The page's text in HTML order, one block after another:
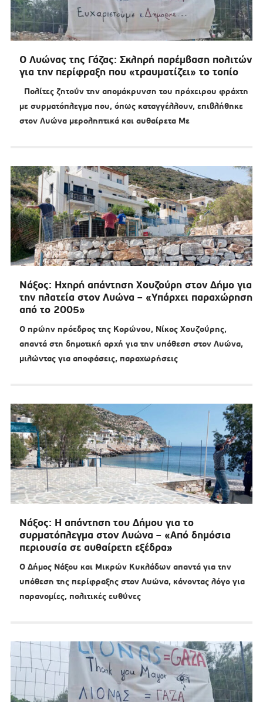
Ο Λυώνας της Γάζας: Σκληρή παρέμβαση πολιτών
για την περίφραξη που «τραυματίζει» το τοπίο
Πολίτες ζητούν την απομάκρυνση του πρόχειρου φράχτη
με συρματόπλεγμα που, όπως καταγγέλλουν, επιβλήθηκε
στον Λυώνα μεροληπτικά και αυθαίρετα Με
Νάξος: Ηχηρή απάντηση Χουζούρη στον Δήμο για
την πλατεία στον Λυώνα – «Υπάρχει παραχώρηση
από το 2005»
Ο πρώην πρόεδρος της Κορώνου, Νίκος Χουζούρης,
απαντά στη δημοτική αρχή για την υπόθεση στον Λυώνα,
μιλώντας για αποφάσεις, παραχωρήσεις
Νάξος: Η απάντηση του Δήμου για το
συρματόπλεγμα στον Λυώνα – «Από δημόσια
περιουσία σε αυθαίρετη εξέδρα»
Ο Δήμος Νάξου και Μικρών Κυκλάδων απαντά για την
υπόθεση της περίφραξης στον Λυώνα, κάνοντας λόγο για
παρανομίες, πολιτικές ευθύνες